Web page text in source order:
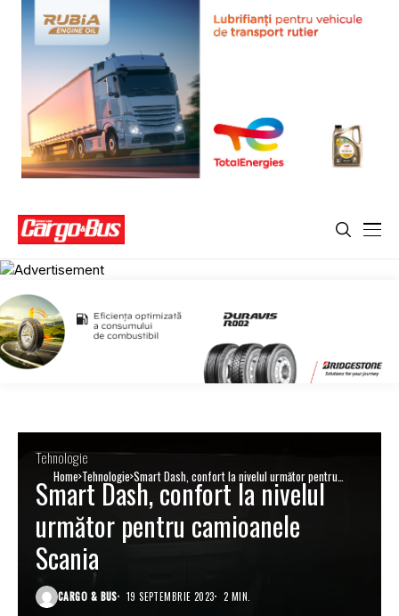
Home Tehnologie Smart Dash, confort la nivelul următor pentru
camioanele Scania
Tehnologie
Smart Dash, confort la nivelul
următor pentru camioanele
Scania
CARGO & BUS 19 SEPTEMBRIE 2023 2 MIN.